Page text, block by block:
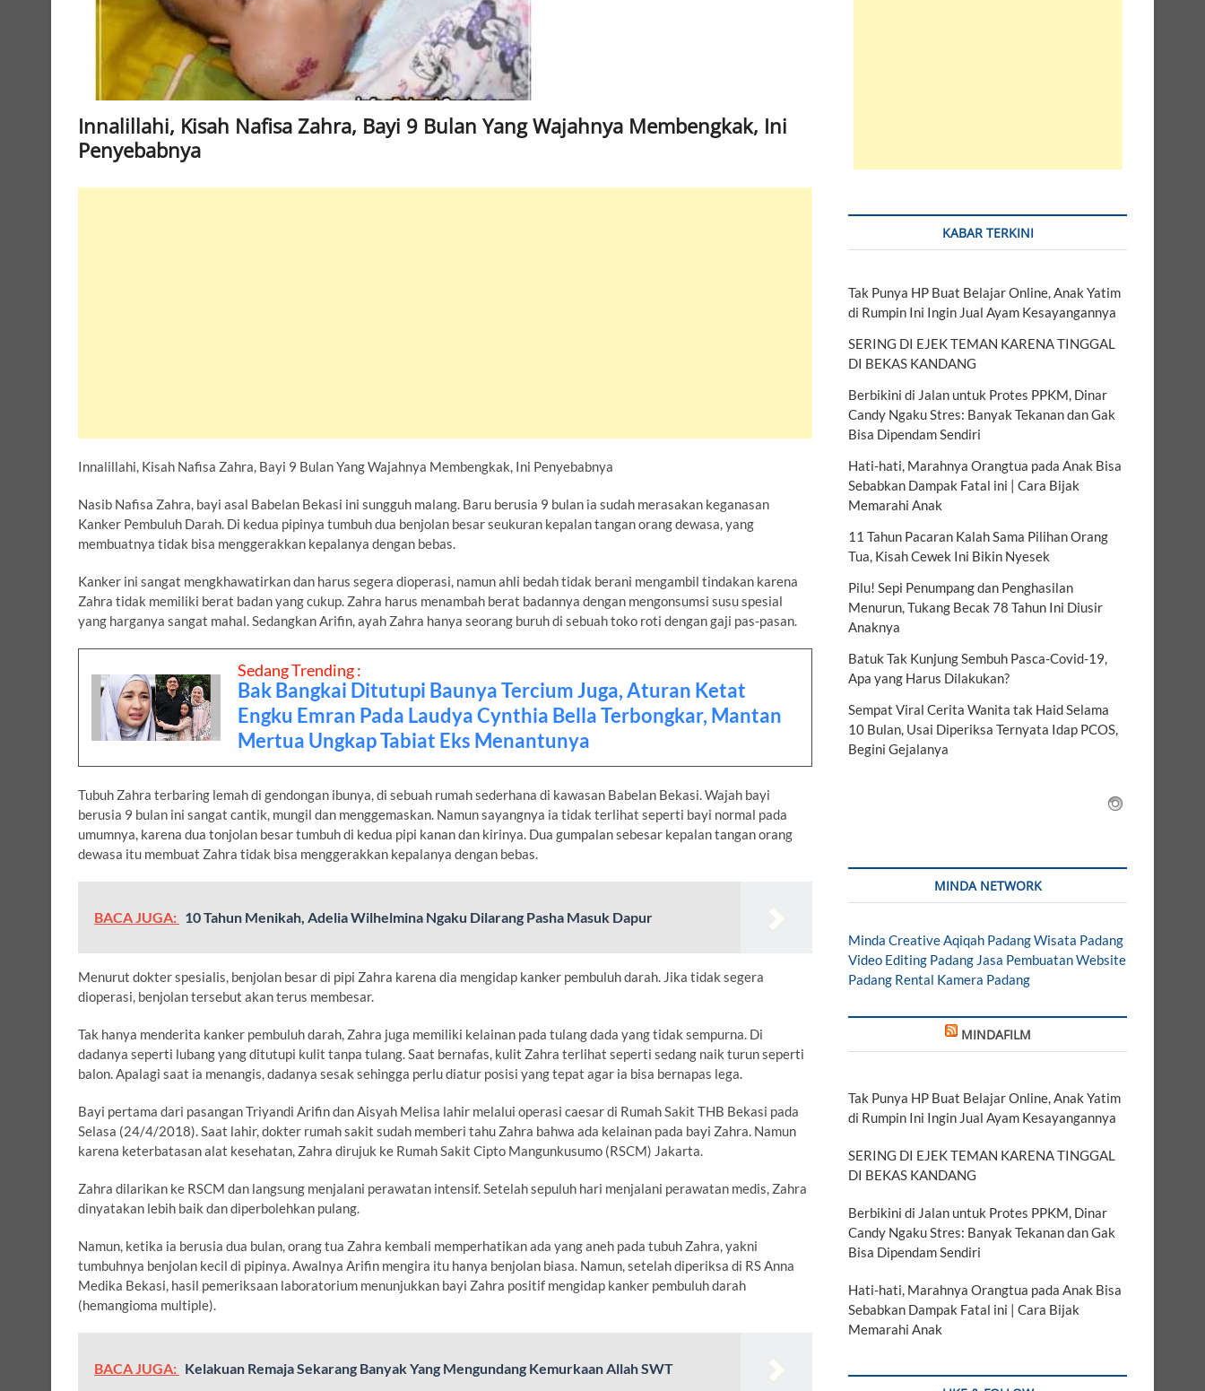
Innalillahi, Kisah Nafisa Zahra, Bayi 9 Bulan Yang Wajahnya Membengkak, Ini
Penyebabnya
Innalillahi, Kisah Nafisa Zahra, Bayi 9 Bulan Yang Wajahnya Membengkak, Ini Penyebabnya
Nasib Nafisa Zahra, bayi asal Babelan Bekasi ini sungguh malang. Baru berusia 9 bulan ia sudah merasakan keganasan
Kanker Pembuluh Darah. Di kedua pipinya tumbuh dua benjolan besar seukuran kepalan tangan orang dewasa, yang
membuatnya tidak bisa menggerakkan kepalanya dengan bebas.
Kanker ini sangat mengkhawatirkan dan harus segera dioperasi, namun ahli bedah tidak berani mengambil tindakan karena
Zahra tidak memiliki berat badan yang cukup. Zahra harus menambah berat badannya dengan mengonsumsi susu spesial
yang harganya sangat mahal. Sedangkan Arifin, ayah Zahra hanya seorang buruh di sebuah toko roti dengan gaji pas-pasan.
Sedang Trending :
Bak Bangkai Ditutupi Baunya Tercium Juga, Aturan Ketat
Engku Emran Pada Laudya Cynthia Bella Terbongkar, Mantan
Mertua Ungkap Tabiat Eks Menantunya
Tubuh Zahra terbaring lemah di gendongan ibunya, di sebuah rumah sederhana di kawasan Babelan Bekasi. Wajah bayi
berusia 9 bulan ini sangat cantik, mungil dan menggemaskan. Namun sayangnya ia tidak terlihat seperti bayi normal pada
umumnya, karena dua tonjolan besar tumbuh di kedua pipi kanan dan kirinya. Dua gumpalan sebesar kepalan tangan orang
dewasa itu membuat Zahra tidak bisa menggerakkan kepalanya dengan bebas.
BACA JUGA: 10 Tahun Menikah, Adelia Wilhelmina Ngaku Dilarang Pasha Masuk Dapur
Menurut dokter spesialis, benjolan besar di pipi Zahra karena dia mengidap kanker pembuluh darah. Jika tidak segera
dioperasi, benjolan tersebut akan terus membesar.
Tak hanya menderita kanker pembuluh darah, Zahra juga memiliki kelainan pada tulang dada yang tidak sempurna. Di
dadanya seperti lubang yang ditutupi kulit tanpa tulang. Saat bernafas, kulit Zahra terlihat seperti sedang naik turun seperti
balon. Apalagi saat ia menangis, dadanya sesak sehingga perlu diatur posisi yang tepat agar ia bisa bernapas lega.
Bayi pertama dari pasangan Triyandi Arifin dan Aisyah Melisa lahir melalui operasi caesar di Rumah Sakit THB Bekasi pada
Selasa (24/4/2018). Saat lahir, dokter rumah sakit sudah memberi tahu Zahra bahwa ada kelainan pada bayi Zahra. Namun
karena keterbatasan alat kesehatan, Zahra dirujuk ke Rumah Sakit Cipto Mangunkusumo (RSCM) Jakarta.
Zahra dilarikan ke RSCM dan langsung menjalani perawatan intensif. Setelah sepuluh hari menjalani perawatan medis, Zahra
dinyatakan lebih baik dan diperbolehkan pulang.
Namun, ketika ia berusia dua bulan, orang tua Zahra kembali memperhatikan ada yang aneh pada tubuh Zahra, yakni
tumbuhnya benjolan kecil di pipinya. Awalnya Arifin mengira itu hanya benjolan biasa. Namun, setelah diperiksa di RS Anna
Medika Bekasi, hasil pemeriksaan laboratorium menunjukkan bayi Zahra positif mengidap kanker pembuluh darah
(hemangioma multiple).
BACA JUGA: Kelakuan Remaja Sekarang Banyak Yang Mengundang Kemurkaan Allah SWT
KABAR TERKINI
Tak Punya HP Buat Belajar Online, Anak Yatim
di Rumpin Ini Ingin Jual Ayam Kesayangannya
SERING DI EJEK TEMAN KARENA TINGGAL
DI BEKAS KANDANG
Berbikini di Jalan untuk Protes PPKM, Dinar
Candy Ngaku Stres: Banyak Tekanan dan Gak
Bisa Dipendam Sendiri
Hati-hati, Marahnya Orangtua pada Anak Bisa
Sebabkan Dampak Fatal ini | Cara Bijak
Memarahi Anak
11 Tahun Pacaran Kalah Sama Pilihan Orang
Tua, Kisah Cewek Ini Bikin Nyesek
Pilu! Sepi Penumpang dan Penghasilan
Menurun, Tukang Becak 78 Tahun Ini Diusir
Anaknya
Batuk Tak Kunjung Sembuh Pasca-Covid-19,
Apa yang Harus Dilakukan?
Sempat Viral Cerita Wanita tak Haid Selama
10 Bulan, Usai Diperiksa Ternyata Idap PCOS,
Begini Gejalanya
MINDA NETWORK
Minda CreativeAqiqah PadangWisata Padang
Video Editing Padang Jasa Pembuatan Website
Padang Rental Kamera Padang
MINDAFILM
Tak Punya HP Buat Belajar Online, Anak Yatim
di Rumpin Ini Ingin Jual Ayam Kesayangannya
SERING DI EJEK TEMAN KARENA TINGGAL
DI BEKAS KANDANG
Berbikini di Jalan untuk Protes PPKM, Dinar
Candy Ngaku Stres: Banyak Tekanan dan Gak
Bisa Dipendam Sendiri
Hati-hati, Marahnya Orangtua pada Anak Bisa
Sebabkan Dampak Fatal ini | Cara Bijak
Memarahi Anak